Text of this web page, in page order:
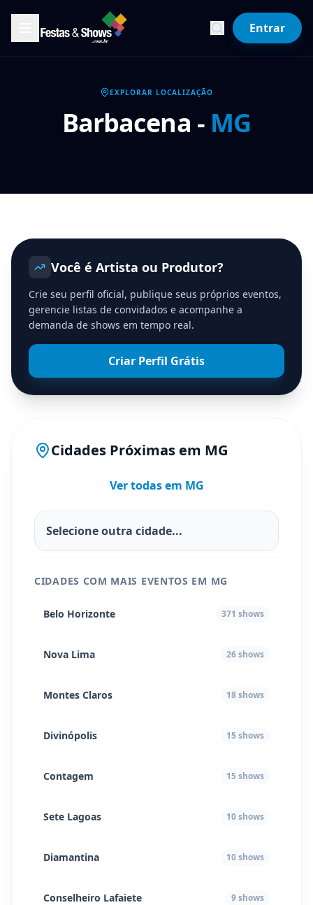
Entrar
EXPLORAR LOCALIZAÇÃO
Barbacena - MG
Você é Artista ou Produtor?
Crie seu perfil oficial, publique seus próprios eventos,
gerencie listas de convidados e acompanhe a
demanda de shows em tempo real.
Criar Perfil Grátis
Cidades Próximas em MG
Ver todas em MG
CIDADES COM MAIS EVENTOS EM MG
Belo Horizonte 371 shows
Nova Lima 26shows
Montes Claros 18shows
Divinópolis 15shows
Contagem 15shows
Sete Lagoas 10shows
Diamantina 10shows
Conselheiro Lafaiete 9shows